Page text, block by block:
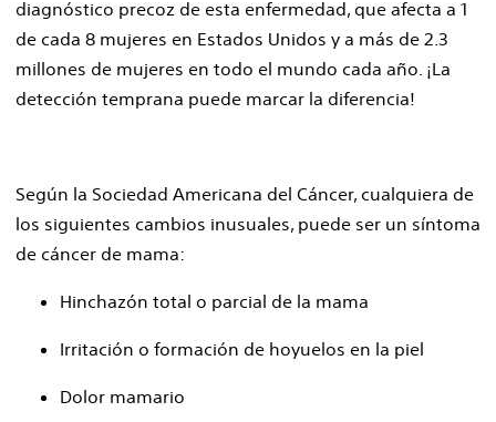
diagnóstico precoz de esta enfermedad, que afecta a 1
de cada 8 mujeres en Estados Unidos y a más de 2.3
millones de mujeres en todo el mundo cada año. ¡La
detección temprana puede marcar la diferencia!
Según la Sociedad Americana del Cáncer, cualquiera de
los siguientes cambios inusuales, puede ser un síntoma
de cáncer de mama:
Hinchazón total o parcial de la mama
Irritación o formación de hoyuelos en la piel
Dolor mamario